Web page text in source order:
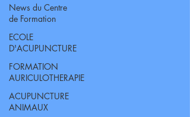
News du Centre
de Formation
ECOLE
D'ACUPUNCTURE
FORMATION
AURICULOTHERAPIE
ACUPUNCTURE
ANIMAUX